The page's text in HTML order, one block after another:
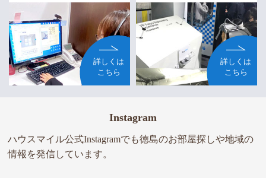
詳しくは
こちら
詳しくは
こちら
Instagram
ハウスマイル公式Instagramでも徳島のお部屋探しや地域の
情報を発信しています。